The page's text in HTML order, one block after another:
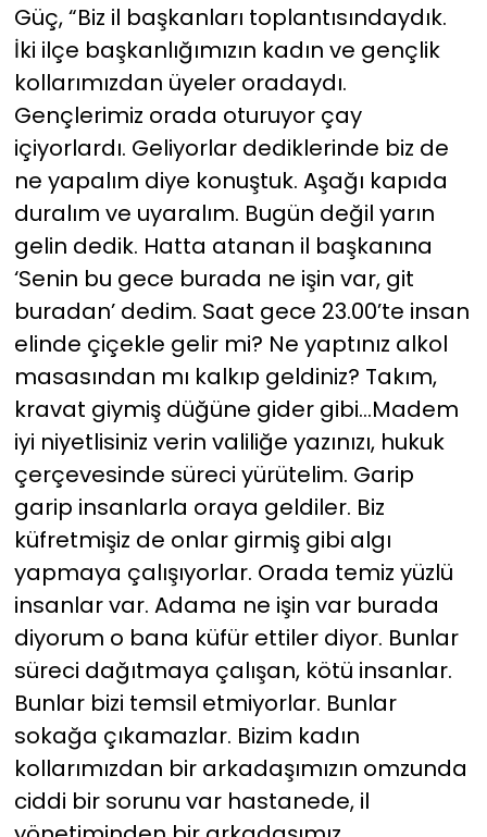
Güç, “Biz il başkanları toplantısındaydık.
İki ilçe başkanlığımızın kadın ve gençlik
kollarımızdan üyeler oradaydı.
Gençlerimiz orada oturuyor çay
içiyorlardı. Geliyorlar dediklerinde biz de
ne yapalım diye konuştuk. Aşağı kapıda
duralım ve uyaralım. Bugün değil yarın
gelin dedik. Hatta atanan il başkanına
‘Senin bu gece burada ne işin var, git
buradan’ dedim. Saat gece 23.00’te insan
elinde çiçekle gelir mi? Ne yaptınız alkol
masasından mı kalkıp geldiniz? Takım,
kravat giymiş düğüne gider gibi…Madem
iyi niyetlisiniz verin valiliğe yazınızı, hukuk
çerçevesinde süreci yürütelim. Garip
garip insanlarla oraya geldiler. Biz
küfretmişiz de onlar girmiş gibi algı
yapmaya çalışıyorlar. Orada temiz yüzlü
insanlar var. Adama ne işin var burada
diyorum o bana küfür ettiler diyor. Bunlar
süreci dağıtmaya çalışan, kötü insanlar.
Bunlar bizi temsil etmiyorlar. Bunlar
sokağa çıkamazlar. Bizim kadın
kollarımızdan bir arkadaşımızın omzunda
ciddi bir sorunu var hastanede, il